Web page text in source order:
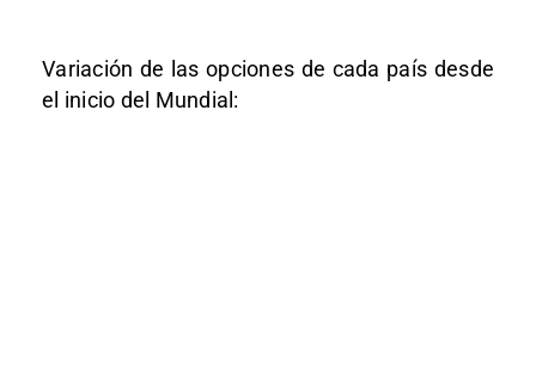
Variación de las opciones de cada país desde
el inicio del Mundial: